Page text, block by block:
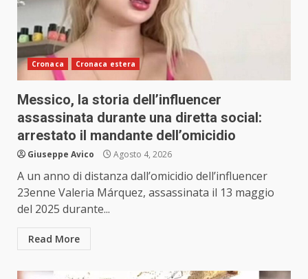
Cronaca Cronaca estera
Messico, la storia dell’influencer
assassinata durante una diretta social:
arrestato il mandante dell’omicidio
Giuseppe Avico Agosto 4, 2026
A un anno di distanza dall’omicidio dell’influencer
23enne Valeria Márquez, assassinata il 13 maggio
del 2025 durante...
Read More